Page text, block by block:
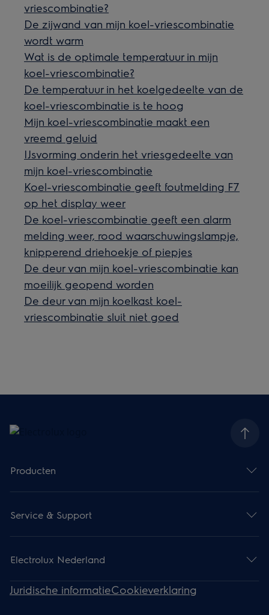
vriescombinatie?
De zijwand van mijn koel-vriescombinatie
wordt warm
Wat is de optimale temperatuur in mijn
koel-vriescombinatie?
De temperatuur in het koelgedeelte van de
koel-vriescombinatie is te hoog
Mijn koel-vriescombinatie maakt een
vreemd geluid
IJsvorming onderin het vriesgedeelte van
mijn koel-vriescombinatie
Koel-vriescombinatie geeft foutmelding F7
op het display weer
De koel-vriescombinatie geeft een alarm
melding weer, rood waarschuwingslampje,
knipperend driehoekje of piepjes
De deur van mijn koel-vriescombinatie kan
moeilijk geopend worden
De deur van mijn koelkast koel-
vriescombinatie sluit niet goed
Producten
Service & Support
Electrolux Nederland
Juridische informatieCookieverklaring